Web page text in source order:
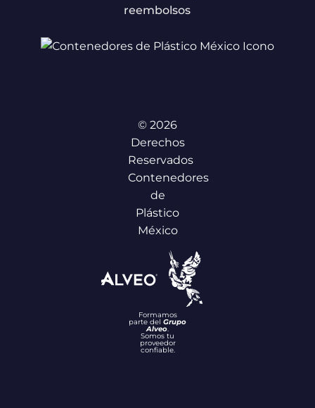
reembolsos
© 2026
Derechos
Reservados
Contenedores
de
Plástico
México
Formamos
parte del Grupo
Alveo.
Somos tu
proveedor
confiable.